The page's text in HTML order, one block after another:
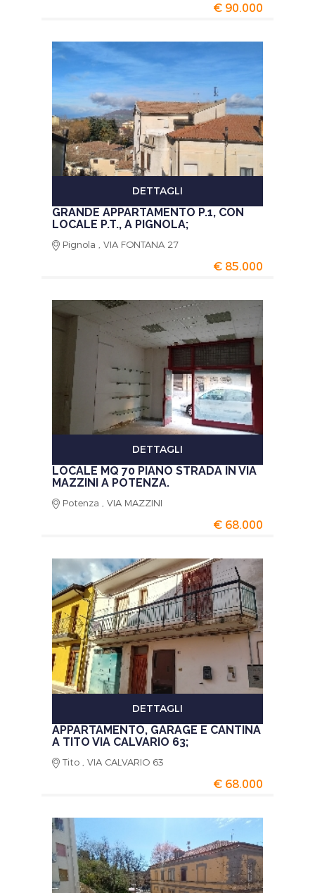
€ 90.000
DETTAGLI
GRANDE APPARTAMENTO P.1, CON
LOCALE P.T., A PIGNOLA;
Pignola , VIA FONTANA 27
€ 85.000
DETTAGLI
LOCALE MQ 70 PIANO STRADA IN VIA
MAZZINI A POTENZA.
Potenza , VIA MAZZINI
€ 68.000
DETTAGLI
APPARTAMENTO, GARAGE E CANTINA
A TITO VIA CALVARIO 63;
Tito , VIA CALVARIO 63
€ 68.000